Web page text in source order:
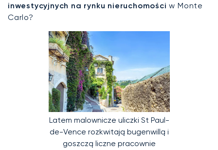
inwestycyjnych na rynku nieruchomości w Monte
Carlo?
Latem malownicze uliczki St Paul-
de-Vence rozkwitają bugenwillą i
goszczą liczne pracownie